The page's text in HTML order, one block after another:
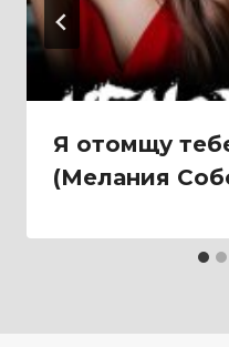
Я отомщу
(Мелания